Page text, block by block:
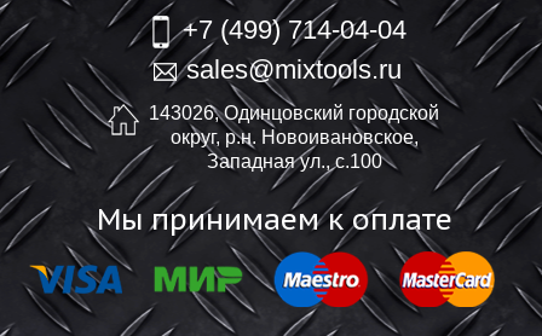
+7 (499) 714-04-04
sales@mixtools.ru
143026, Одинцовский городской
округ, р.н. Новоивановское,
Западная ул., с.100
Мы принимаем к оплате